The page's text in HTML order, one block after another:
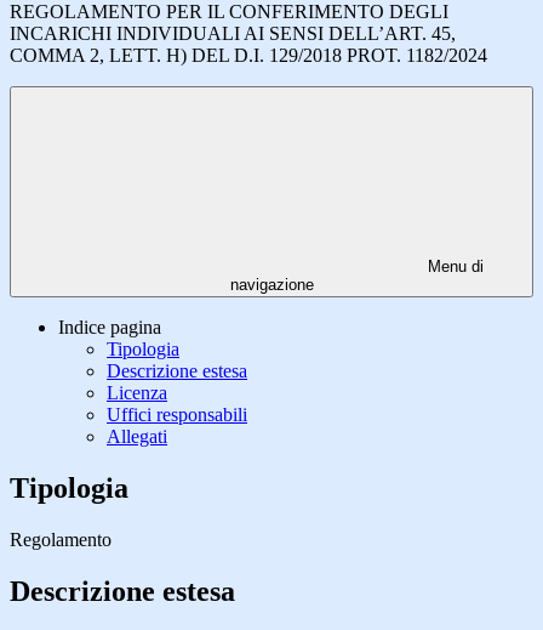
REGOLAMENTO PER IL CONFERIMENTO DEGLI
INCARICHI INDIVIDUALI AI SENSI DELL’ART. 45,
COMMA 2, LETT. H) DEL D.I. 129/2018 PROT. 1182/2024
Menu di
navigazione
Indice pagina
Tipologia
Descrizione estesa
Licenza
Uffici responsabili
Allegati
Tipologia
Regolamento
Descrizione estesa